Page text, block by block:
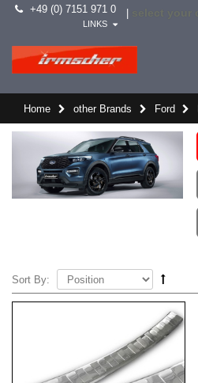
+49 (0) 7151 971 0
LINKS
Home other Brands Ford
Sort By: